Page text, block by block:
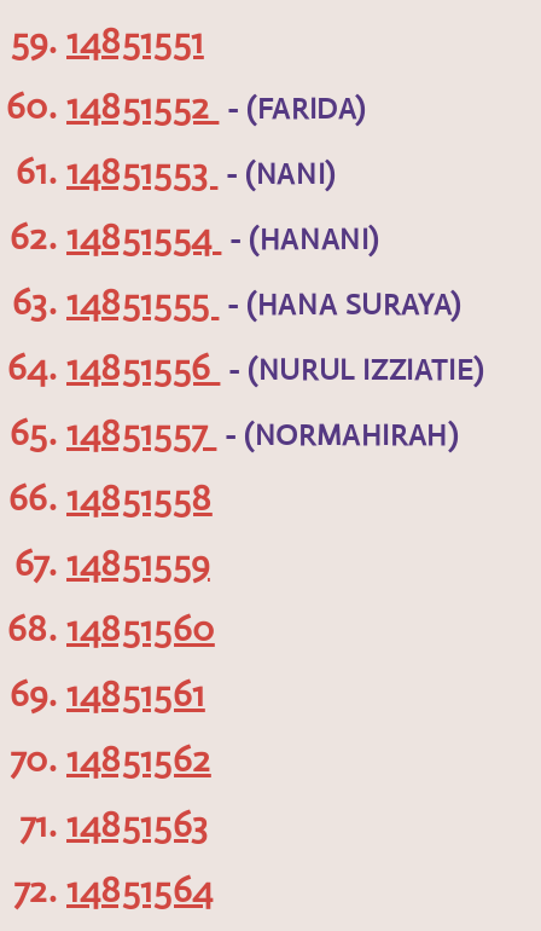
14851551
14851552 - (FARIDA)
14851553 - (NANI)
14851554 - (HANANI)
14851555 - (HANA SURAYA)
14851556 - (NURUL IZZIATIE)
14851557 - (NORMAHIRAH)
14851558
14851559
14851560
14851561
14851562
14851563
14851564